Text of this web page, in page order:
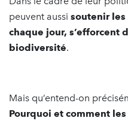
peuvent aussi soutenir les
chaque jour, s’efforcent
biodiversité.
Mais qu’entend-on
Pourquoi et comment